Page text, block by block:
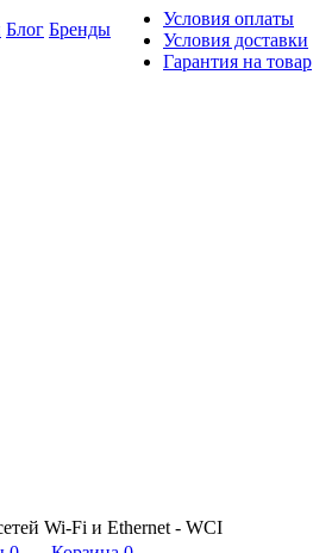
Блог Бренды
Условия оплаты
Условия доставки
Гарантия на товар
Wi-Fi и Ethernet - WCI